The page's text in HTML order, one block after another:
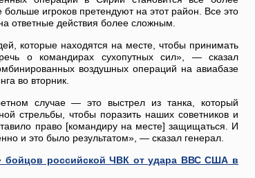
игроков претендуют на этот район. Все это
ответные действия более сложным.
которые находятся на месте, чтобы принимать
о командирах сухопутных сил», — сказал
воздушных операций на авиабазе
во вторник.
случае — это выстрел из танка, который
стрельбы, чтобы поразить наших советников и
право [командиру на месте] защищаться. И
и это было результатом», — сказал генерал.
бойцов российской ЧВК от удара ВВС США в